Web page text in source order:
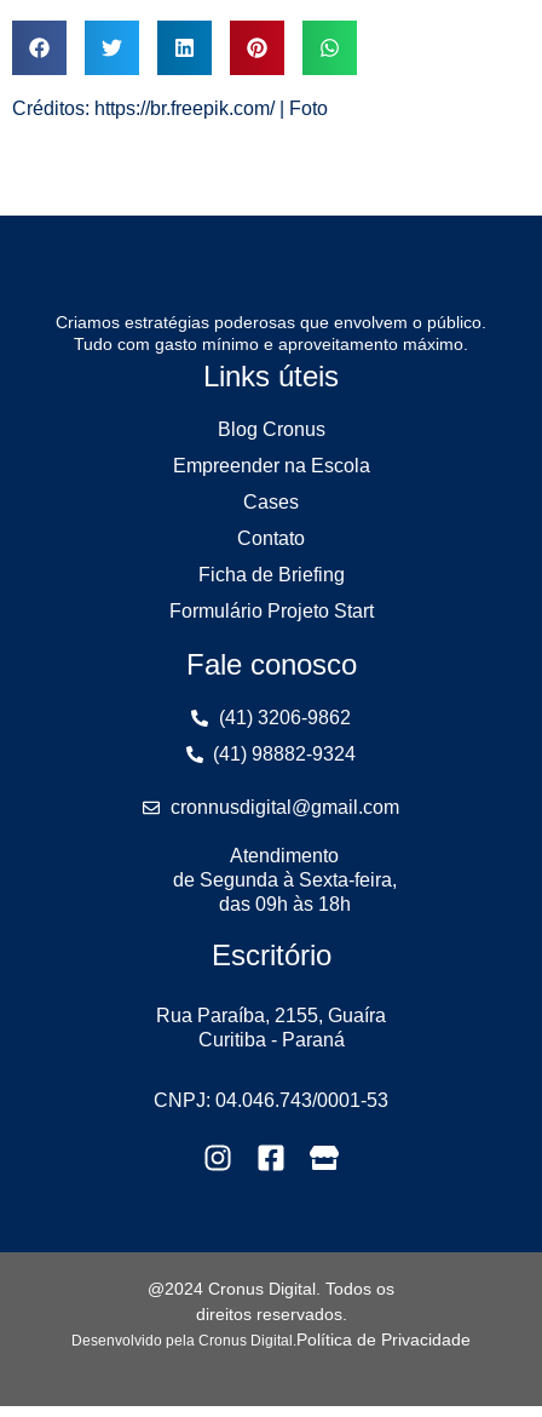
Créditos: https://br.freepik.com/ | Foto
Criamos estratégias poderosas que envolvem o público.
Tudo com gasto mínimo e aproveitamento máximo.
Links úteis
Blog Cronus
Empreender na Escola
Cases
Contato
Ficha de Briefing
Formulário Projeto Start
Fale conosco
(41) 3206-9862
(41) 98882-9324
cronnusdigital@gmail.com
Atendimento
de Segunda à Sexta-feira,
das 09h às 18h
Escritório
Rua Paraíba, 2155, Guaíra
Curitiba - Paraná
CNPJ: 04.046.743/0001-53
Desenvolvido pela Cronus Digital. Política de Privacidade
@2024 Cronus Digital. Todos os
direitos reservados.